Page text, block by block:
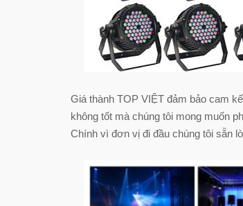
Giá thành TOP VIỆT đảm bảo cam
không tốt mà chúng tôi mong muốn
Chính vì đơn vị đi đầu chúng tôi sẵn